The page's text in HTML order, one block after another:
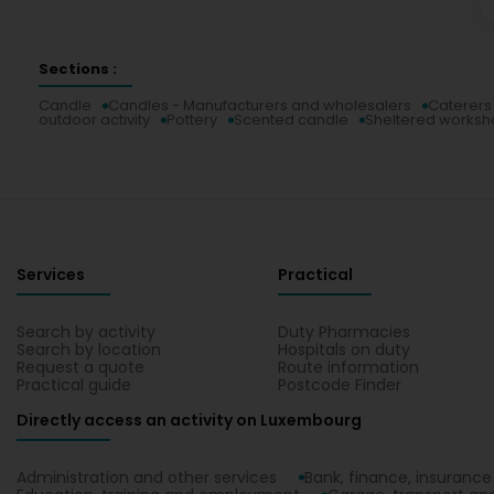
Sections :
Candle
Candles - Manufacturers and wholesalers
outdoor activity Pottery Scented candle Sheltered
Services
Search by activity
Search by location
Request a quote
Practical guide
Practical
Duty Pharmacies
Hospitals on duty
Route information
Postcode Finder
Directly access an activity on Luxembourg
Administration and other services Bank, finance, insurance